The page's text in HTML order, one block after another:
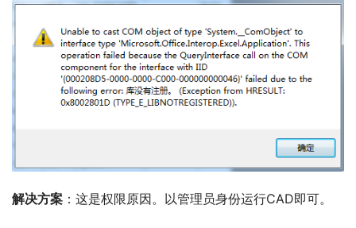
解决方案 ：这是权限原因。以管理员身份运行CAD即可。